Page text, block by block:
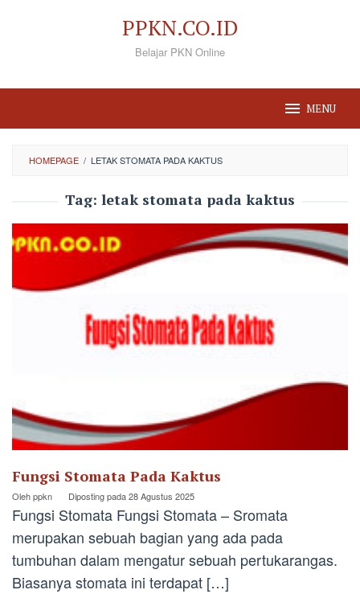
PPKN.CO.ID
Belajar PKN Online
MENU
HOMEPAGE / LETAK STOMATA PADA KAKTUS
Tag: letak stomata pada kaktus
Fungsi Stomata Pada Kaktus
Olehppkn Diposting pada28 Agustus 2025
Fungsi Stomata Fungsi Stomata – Sromata
merupakan sebuah bagian yang ada pada
tumbuhan dalam mengatur sebuah pertukarangas.
Biasanya stomata ini terdapat […]